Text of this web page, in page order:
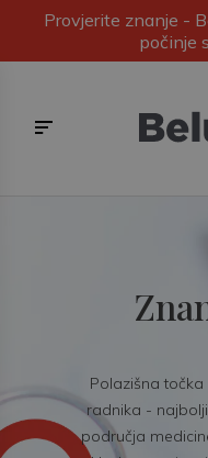
Provjerite znanje -
počinje
Polazišna
radnika -
područja